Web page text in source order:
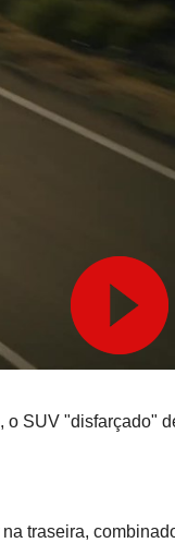
o SUV "disfarçado"
na traseira,